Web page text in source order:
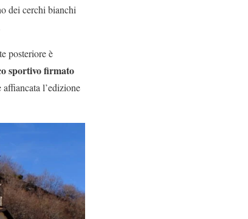
dei cerchi bianchi
posteriore è
sportivo firmato
l’edizione